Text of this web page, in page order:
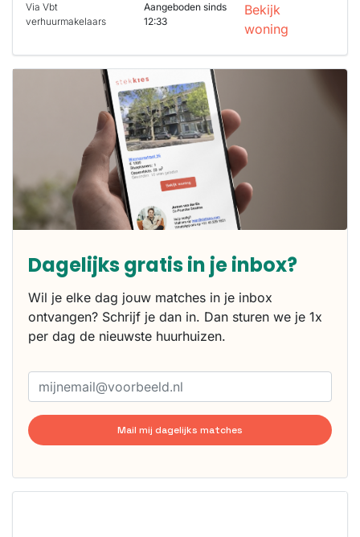
Via Vbt
verhuurmakelaars
Aangeboden sinds
12:33
Bekijk
woning
Dagelijks gratis in je inbox?
Wil je elke dag jouw matches in je inbox
ontvangen? Schrijf je dan in. Dan sturen we je 1x
per dag de nieuwste huurhuizen.
Mail mij dagelijks matches